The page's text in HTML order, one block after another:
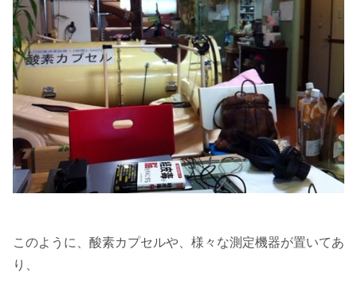
このように、酸素カプセルや、様々な測定機器が置いてあ
り、